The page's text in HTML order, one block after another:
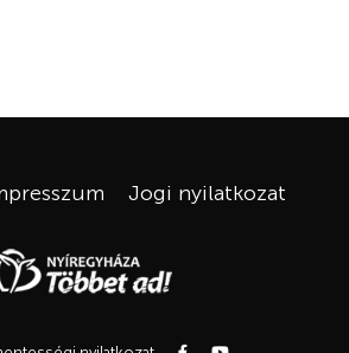
Jogi nyilatkozat